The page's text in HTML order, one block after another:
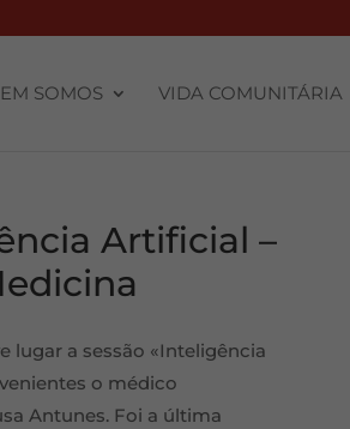
SOMOS VIDA COMUNITÁRIA
Artificial –
lugar a sessão «Inteligência
o médico
Antunes. Foi a última